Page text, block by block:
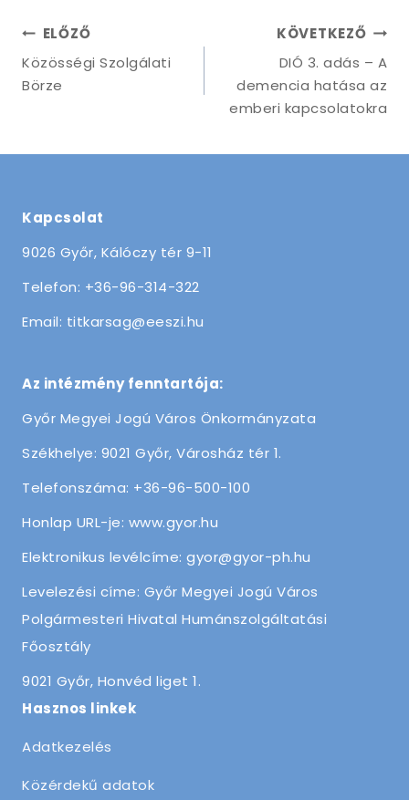
ELŐZŐ
Közösségi Szolgálati
Börze
KÖVETKEZŐ
DIÓ 3. adás – A
demencia hatása az
emberi kapcsolatokra
Kapcsolat
9026 Győr, Kálóczy tér 9-11
Telefon: +36-96-314-322
Email: titkarsag@eeszi.hu
Az intézmény fenntartója:
Győr Megyei Jogú Város Önkormányzata
Székhelye: 9021 Győr, Városház tér 1.
Telefonszáma: +36-96-500-100
Honlap URL-je: www.gyor.hu
Elektronikus levélcíme: gyor@gyor-ph.hu
Levelezési címe: Győr Megyei Jogú Város
Polgármesteri Hivatal Humánszolgáltatási
Főosztály
9021 Győr, Honvéd liget 1.
Hasznos linkek
Adatkezelés
Közérdekű adatok